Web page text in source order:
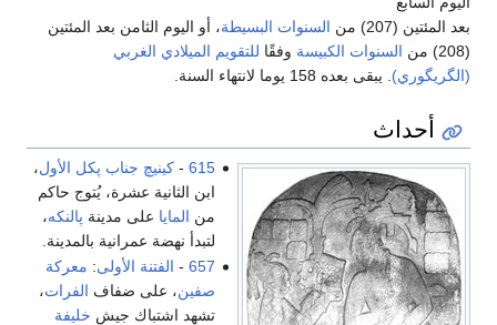
بعد المئتين (207) من
السنوات البسيطة، أو اليوم الثامن بعد المئتين
(208) من
السنوات الكبيسة وفقًا للتقويم الميلادي الغربي
(الگريگوري) . يبقى بعده 158 يوما لانتهاء السنة.
أحداث
615
- كينيچ جناب پكل الأول،
ابن الثانية عشرة، يُتوج حاكم
من المايا على مدينة پالنكه،
لتبدأ نهضة عمرانية بالمدينة.
657
- الفتنة الأولى: معركة
صفين، على ضفاف الفرات،
تشهد اشتباك جيش خليفة